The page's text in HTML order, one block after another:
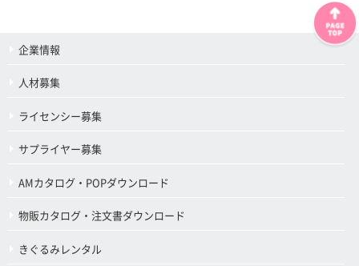
企業情報
人材募集
ライセンシー募集
サプライヤー募集
AMカタログ・POPダウンロード
物販カタログ・注文書ダウンロード
きぐるみレンタル